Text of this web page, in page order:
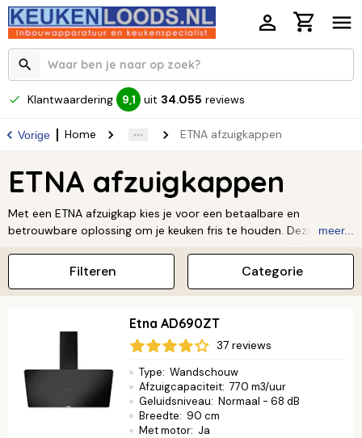
Klantwaardering 9,1 uit 34.055 reviews
Vorige Home ETNA afzuigkappen
ETNA afzuigkappen
Met een ETNA afzuigkap kies je voor een betaalbare en
betrouwbare oplossing om je keuken fris te houden. Deze
krachtige prestaties, waardoor kookgeuren en dampen effectief
worden afgevoerd. Of je nu een complete keuken vernieuwt of
gewoon je oude afzuigkap wilt vervangen, ETNA biedt een model
dat past bij jouw stijl en budget. Geniet van een frisse
kookomgeving met een afzuigkap die doet wat hij belooft. Bekijk
ons assortiment en vind de ETNA afzuigkap die perfect bij jou
past.Lees verder ↓
meer...
Categorie
Filteren
Etna AD690ZT
37 reviews
Type: Wandschouw
Afzuigcapaciteit: 770 m3/uur
Geluidsniveau: Normaal - 68 dB
Breedte: 90 cm
Met motor: Ja